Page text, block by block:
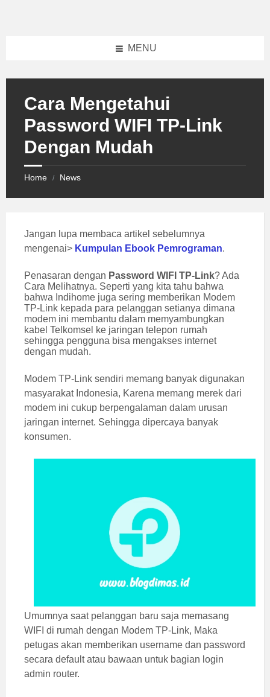
MENU
Cara Mengetahui
Password WIFI TP-Link
Dengan Mudah
Home / News
Jangan lupa membaca artikel sebelumnya
mengenai> Kumpulan Ebook Pemrograman.
Penasaran dengan Password WIFI TP-Link? Ada
Cara Melihatnya. Seperti yang kita tahu bahwa
bahwa Indihome juga sering memberikan Modem
TP-Link kepada para pelanggan setianya dimana
modem ini membantu dalam memyambungkan
kabel Telkomsel ke jaringan telepon rumah
sehingga pengguna bisa mengakses internet
dengan mudah.
Modem TP-Link sendiri memang banyak digunakan
masyarakat Indonesia, Karena memang merek dari
modem ini cukup berpengalaman dalam urusan
jaringan internet. Sehingga dipercaya banyak
konsumen.
Umumnya saat pelanggan baru saja memasang
WIFI di rumah dengan Modem TP-Link, Maka
petugas akan memberikan username dan password
secara default atau bawaan untuk bagian login
admin router.